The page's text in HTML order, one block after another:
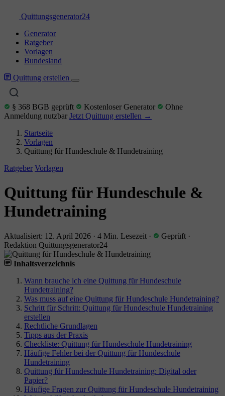
Quittungsgenerator24
Generator
Ratgeber
Vorlagen
Bundesland
Quittung erstellen
§ 368 BGB geprüft Kostenloser Generator
Ohne
Anmeldung nutzbar Jetzt Quittung erstellen →
Startseite
Vorlagen
Quittung für Hundeschule & Hundetraining
Ratgeber Vorlagen
Quittung für Hundeschule &
Hundetraining
Aktualisiert: 12. April 2026 · 4 Min. Lesezeit · Geprüft ·
Redaktion Quittungsgenerator24
Inhaltsverzeichnis
Wann brauche ich eine Quittung für Hundeschule
Hundetraining?
Was muss auf eine Quittung für Hundeschule Hundetraining?
Schritt für Schritt: Quittung für Hundeschule Hundetraining
erstellen
Rechtliche Grundlagen
Tipps aus der Praxis
Checkliste: Quittung für Hundeschule Hundetraining
Häufige Fehler bei der Quittung für Hundeschule
Hundetraining
Quittung für Hundeschule Hundetraining: Digital oder
Papier?
Häufige Fragen zur Quittung für Hundeschule Hundetraining